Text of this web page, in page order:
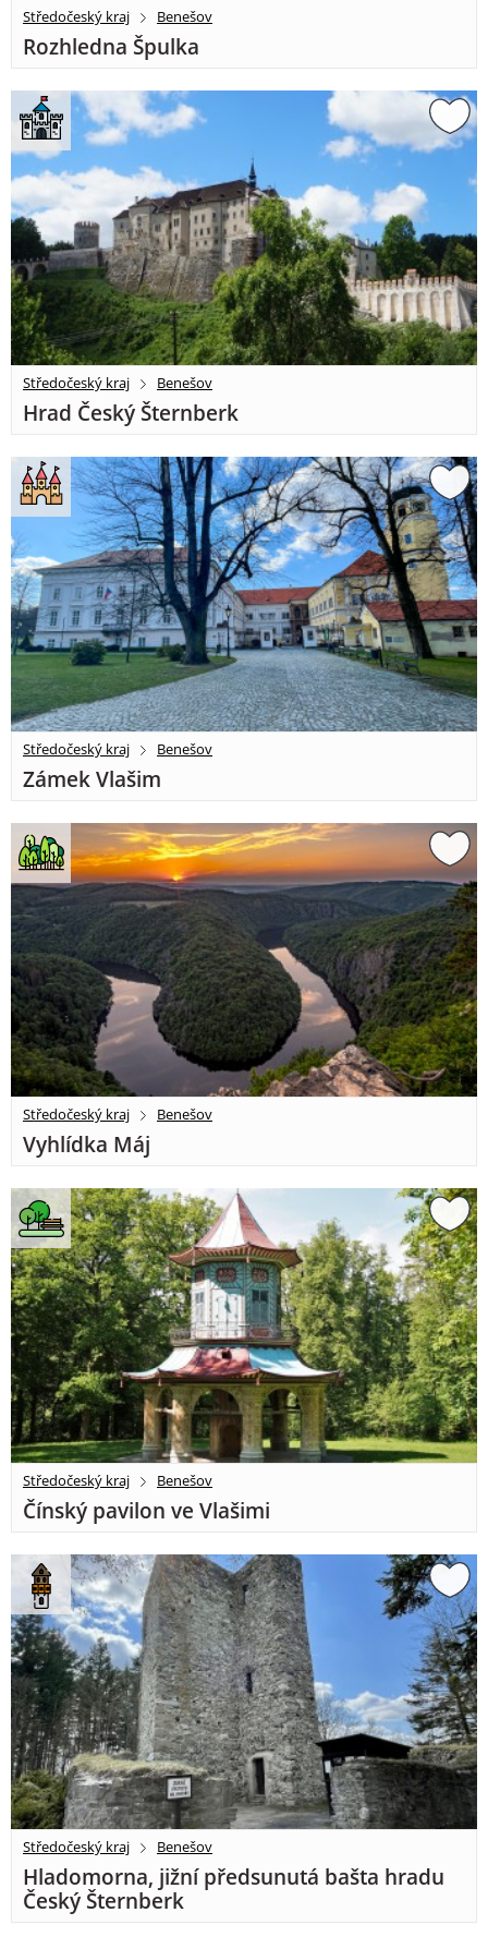
Středočeský kraj Benešov
Rozhledna Špulka
Středočeský kraj Benešov
Hrad Český Šternberk
Středočeský kraj Benešov
Zámek Vlašim
Středočeský kraj Benešov
Vyhlídka Máj
Středočeský kraj Benešov
Čínský pavilon ve Vlašimi
Středočeský kraj Benešov
Hladomorna, jižní předsunutá bašta hradu
Český Šternberk